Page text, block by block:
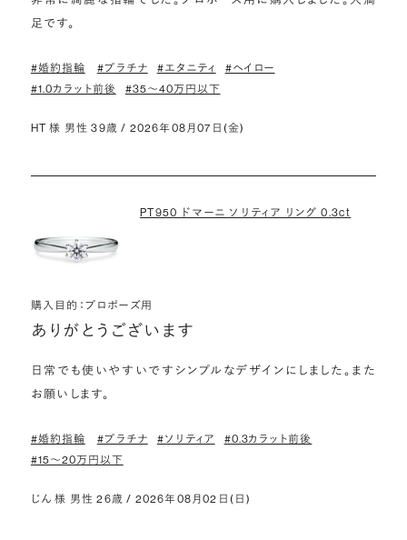
足です。
#婚約指輪 #プラチナ #エタニティ
#ヘイロー
#1.0カラット前後
#35〜40万円以下
HT 様 男性 39歳 / 2026年08月07日(金)
PT950 ドマーニ ソリティア リング 0.3ct
購入目的：プロポーズ用
ありがとうございます
日常でも使いやすいですシンプルなデザインにしました。また
お願いします。
#婚約指輪 #プラチナ #ソリティア
#0.3カラット前後
#15〜20万円以下
じん 様 男性 26歳 / 2026年08月02日(日)